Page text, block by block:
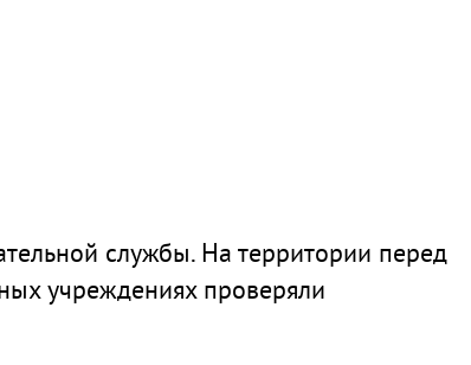
службы. На территории перед
учреждениях проверяли